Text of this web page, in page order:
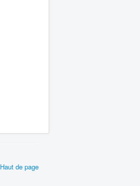
Haut de page